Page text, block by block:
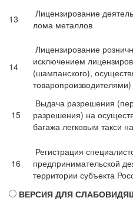
13
Лицензирование
лома металлов
14
Лицензирование
исключением
(шампанского),
товаропроизводителями)
15
Выдача разрешения
разрешения) на
багажа легковым такси
16
Регистрация
предпринимательской
территории субъекта
ВЕРСИЯ ДЛЯ